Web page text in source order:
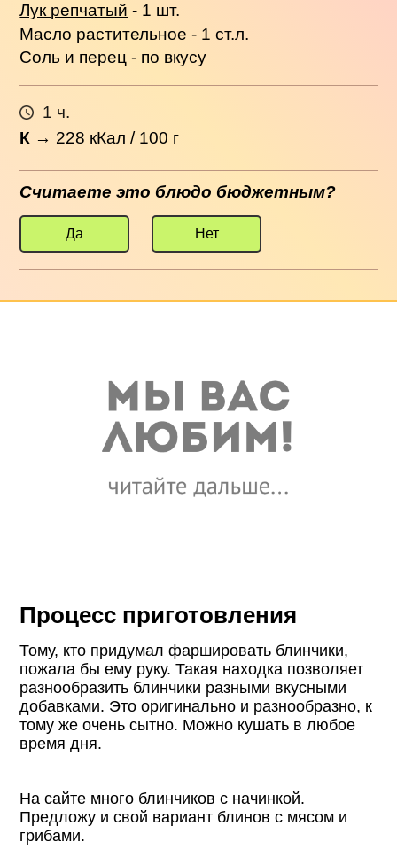
Лук репчатый - 1 шт.
Масло растительное - 1 ст.л.
Соль и перец - по вкусу
1 ч.
К → 228 кКал / 100 г
Считаете это блюдо бюджетным?
Да Нет
Процесс приготовления
Тому, кто придумал фаршировать блинчики,
пожала бы ему руку. Такая находка позволяет
разнообразить блинчики разными вкусными
добавками. Это оригинально и разнообразно, к
тому же очень сытно. Можно кушать в любое
время дня.
На сайте много блинчиков с начинкой.
Предложу и свой вариант блинов с мясом и
грибами.